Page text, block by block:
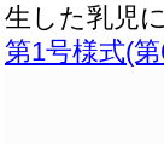
生した乳児
第1号様式(